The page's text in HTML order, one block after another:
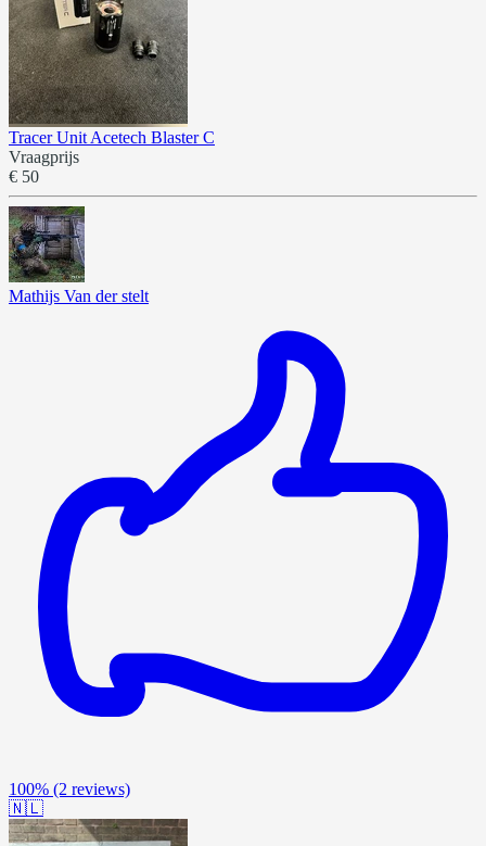
Tracer Unit Acetech Blaster C
Vraagprijs
€ 50
Mathijs Van der stelt
100% (2 reviews)
🇳🇱